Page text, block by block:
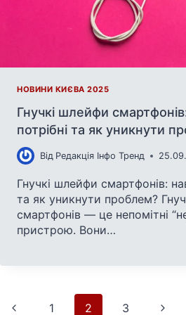
НОВИНИ КИЄВА 2025
Гнучкі шлейфи
потрібні та як уникнути
Від Редакція Інфо Тренд
Гнучкі шлейфи смартфонів:
та як уникнути проблем?
смартфонів — це непомітні
пристрою. Вони…
Навігація
Попередня
1 2 3